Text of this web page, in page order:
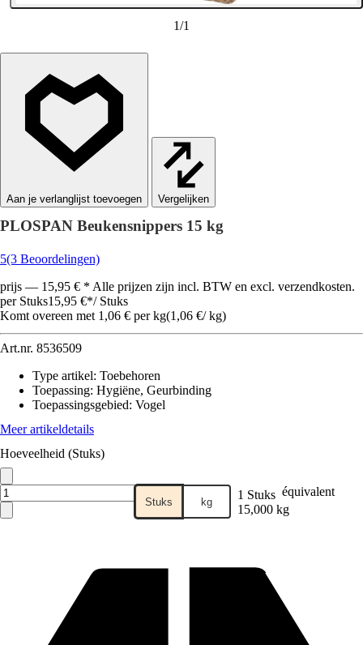
1/1
Vergelijken
PLOSPAN Beukensnippers 15 kg
5(3 Beoordelingen)
prijs — 15,95 € * Alle prijzen zijn incl. BTW en excl. verzendkosten.
per Stuks15,95 €*/ Stuks
Komt overeen met 1,06 € per kg(1,06 €/ kg)
Art.nr. 8536509
Type artikel: Toebehoren
Toepassing: Hygiëne, Geurbinding
Toepassingsgebied: Vogel
Meer artikeldetails
Hoeveelheid (Stuks)
Stuks kg 1 Stuks équivalent
15,000 kg